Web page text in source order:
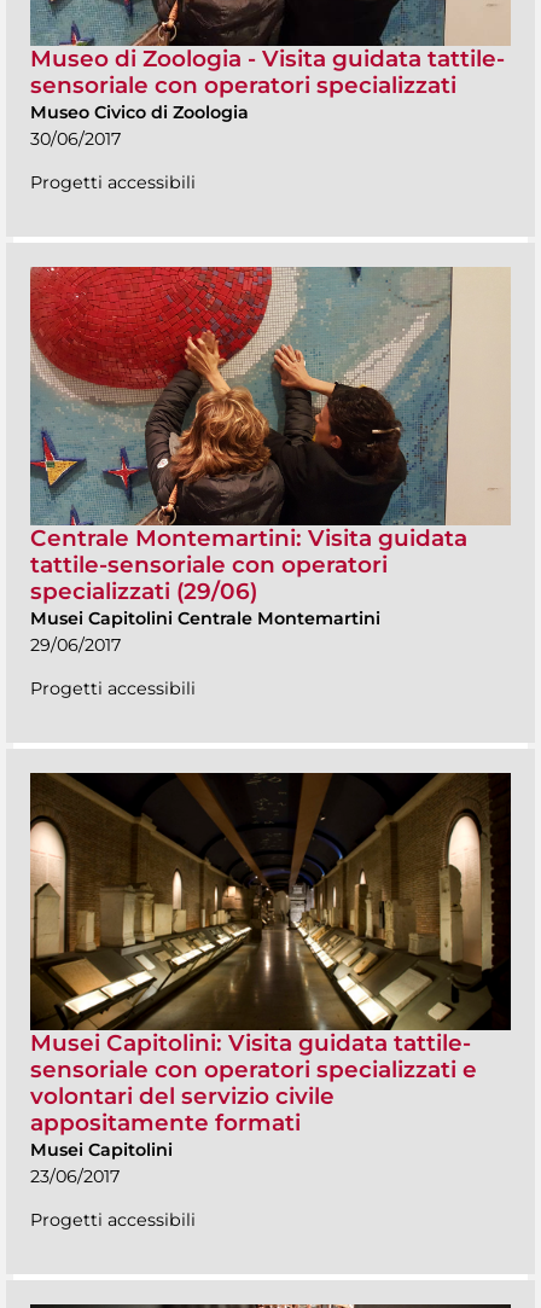
Museo di Zoologia - Visita guidata tattile-
sensoriale con operatori specializzati
Museo Civico di Zoologia
30/06/2017
Progetti accessibili
Centrale Montemartini: Visita guidata
tattile-sensoriale con operatori
specializzati (29/06)
Musei Capitolini Centrale Montemartini
29/06/2017
Progetti accessibili
Musei Capitolini: Visita guidata tattile-
sensoriale con operatori specializzati e
volontari del servizio civile
appositamente formati
Musei Capitolini
23/06/2017
Progetti accessibili